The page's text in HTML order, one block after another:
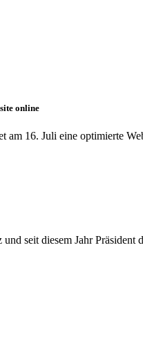
online
am 16. Juli eine optimierte
seit diesem Jahr Präsident